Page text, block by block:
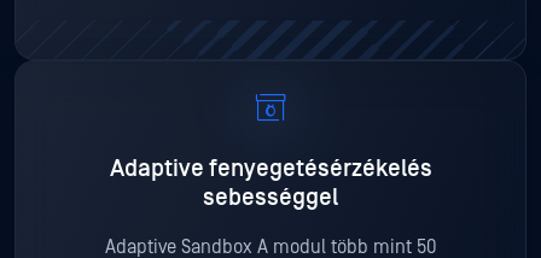
Adaptive fenyegetésérzékelés
sebességgel
Adaptive Sandbox A modul több mint 50